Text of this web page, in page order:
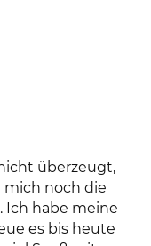
überzeugt,
mich noch die
Ich habe meine
es bis heute